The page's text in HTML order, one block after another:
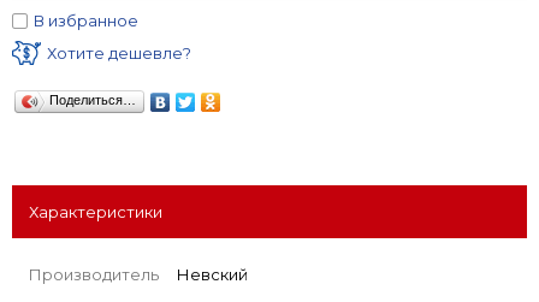
В избранное
Хотите дешевле?
Поделиться…
Характеристики
Производитель Невский